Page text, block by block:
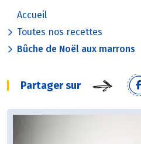
Accueil
Toutes nos recettes
Bûche de Noël aux marrons
Partager sur